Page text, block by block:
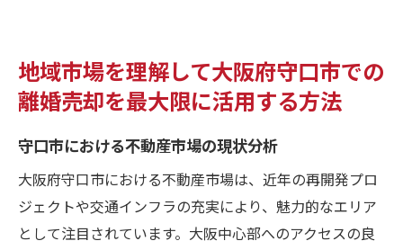
地域市場を理解して大阪府守口市での
離婚売却を最大限に活用する方法
守口市における不動産市場の現状分析
大阪府守口市における不動産市場は、近年の再開発プロ
ジェクトや交通インフラの充実により、魅力的なエリア
として注目されています。大阪中心部へのアクセスの良